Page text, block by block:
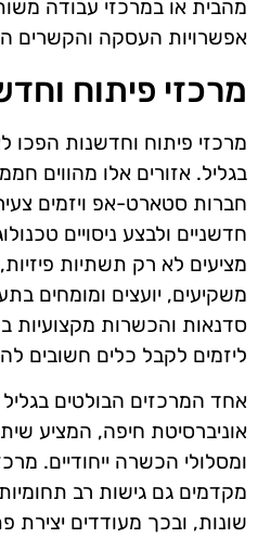
מהבית או במרכזי עבודה
אפשרויות העסקה והקשרים
מרכזי פיתוח
מרכזי פיתוח וחדשנות הפכו
בגליל. אזורים אלו מהווים
חברות סטארט-אפ ויזמים
חדשניים ולבצע ניסויים
מציעים לא רק תשתיות
משקיעים, יועצים ומומחים
סדנאות והכשרות מקצועיות
ליזמים לקבל כלים חשובים
אחד המרכזים הבולטים
אוניברסיטת חיפה, המציע
ומסלולי הכשרה ייחודיים.
מקדמים גם גישות רב
שונות, ובכך מעודדים יצירת